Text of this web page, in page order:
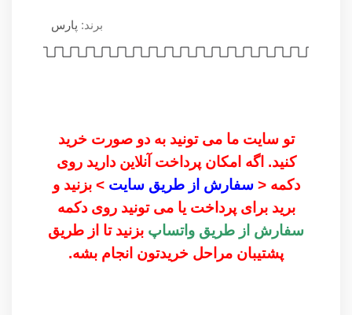
برند: پارس
تو سایت ما می تونید به دو صورت خرید
کنید. اگه امکان پرداخت آنلاین دارید روی
دکمه <سفارش از طریق سایت> بزنید و
برید برای پرداخت یا می تونید روی دکمه
سفارش از طریق واتساپ بزنید تا از طریق
پشتیبان مراحل خریدتون انجام بشه.